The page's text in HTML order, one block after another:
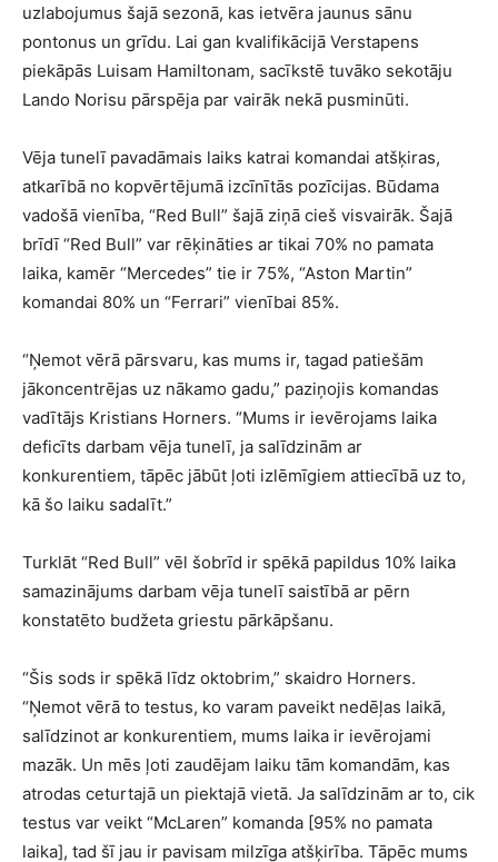
uzlabojumus šajā sezonā, kas ietvēra jaunus sānu
pontonus un grīdu. Lai gan kvalifikācijā Verstapens
piekāpās Luisam Hamiltonam, sacīkstē tuvāko sekotāju
Lando Norisu pārspēja par vairāk nekā pusminūti.
Vēja tunelī pavadāmais laiks katrai komandai atšķiras,
atkarībā no kopvērtējumā izcīnītās pozīcijas. Būdama
vadošā vienība, “Red Bull” šajā ziņā cieš visvairāk. Šajā
brīdī “Red Bull” var rēķināties ar tikai 70% no pamata
laika, kamēr “Mercedes” tie ir 75%, “Aston Martin”
komandai 80% un “Ferrari” vienībai 85%.
“Ņemot vērā pārsvaru, kas mums ir, tagad patiešām
jākoncentrējas uz nākamo gadu,” paziņojis komandas
vadītājs Kristians Horners. “Mums ir ievērojams laika
deficīts darbam vēja tunelī, ja salīdzinām ar
konkurentiem, tāpēc jābūt ļoti izlēmīgiem attiecībā uz to,
kā šo laiku sadalīt.”
Turklāt “Red Bull” vēl šobrīd ir spēkā papildus 10% laika
samazinājums darbam vēja tunelī saistībā ar pērn
konstatēto budžeta griestu pārkāpšanu.
“Šis sods ir spēkā līdz oktobrim,” skaidro Horners.
“Ņemot vērā to testus, ko varam paveikt nedēļas laikā,
salīdzinot ar konkurentiem, mums laika ir ievērojami
mazāk. Un mēs ļoti zaudējam laiku tām komandām, kas
atrodas ceturtajā un piektajā vietā. Ja salīdzinām ar to, cik
testus var veikt “McLaren” komanda [95% no pamata
laika], tad šī jau ir pavisam milzīga atšķirība. Tāpēc mums